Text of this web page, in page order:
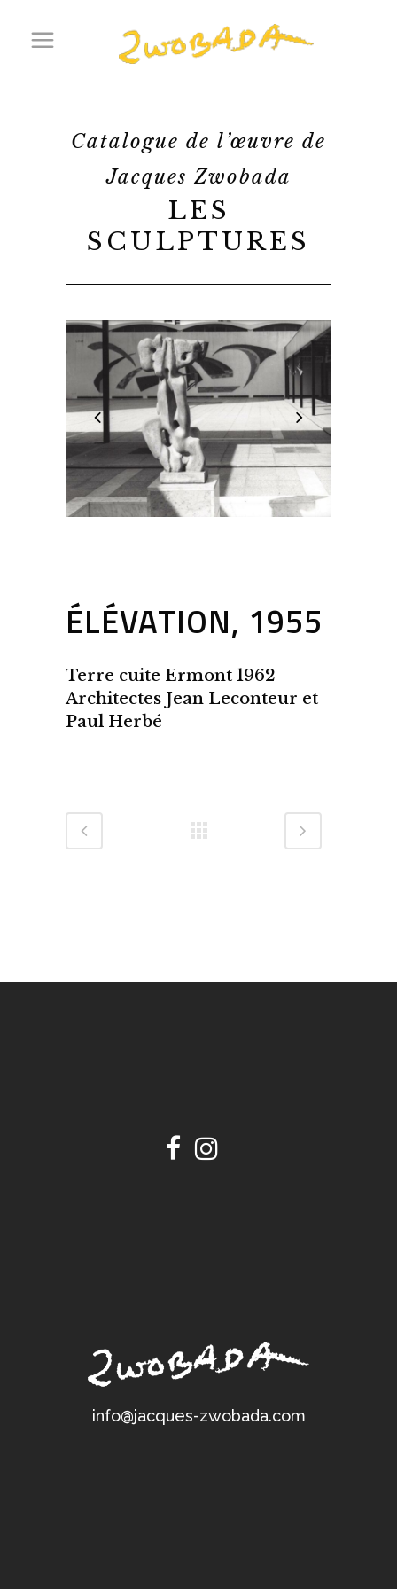
Catalogue de l’œuvre de
Jacques Zwobada
LES
SCULPTURES
ÉLÉVATION, 1955
Terre cuite Ermont 1962
Architectes Jean Leconteur et
Paul Herbé
info@jacques-zwobada.com